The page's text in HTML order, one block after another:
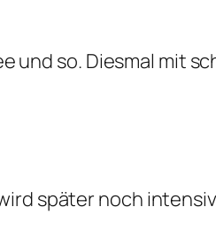
und so. Diesmal mit
später noch